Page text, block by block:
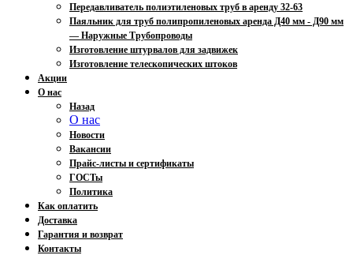
Передавливатель полиэтиленовых труб в аренду 32-63
Паяльник для труб полипропиленовых аренда Д40 мм - Д90 мм
— Наружные Трубопроводы
Изготовление штурвалов для задвижек
Изготовление телескопических штоков
Акции
О нас
Назад
О нас
Новости
Вакансии
Прайс-листы и сертификаты
ГОСТы
Политика
Как оплатить
Доставка
Гарантия и возврат
Контакты